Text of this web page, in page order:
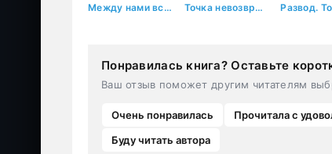
Между нами всегда будет она Точка невозврата
Понравилась книга? Оставьте
Ваш отзыв поможет другим читателям
Очень понравилась Прочитала с
Буду читать автора